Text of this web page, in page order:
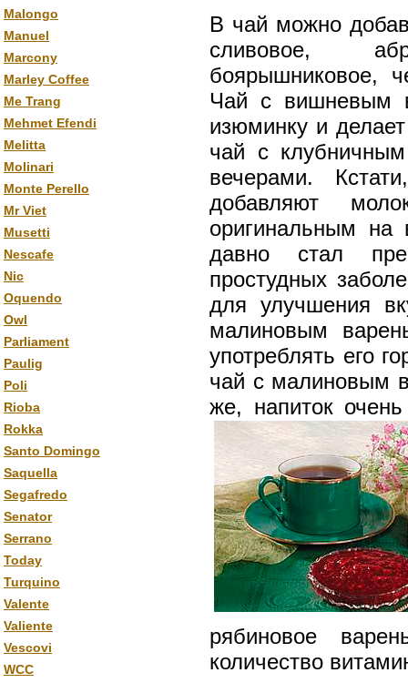
Malongo
Manuel
Marcony
Marley Coffee
Me Trang
Mehmet Efendi
Melitta
Molinari
Monte Perello
Mr Viet
Musetti
Nescafe
Nic
Oquendo
Owl
Parliament
Paulig
Poli
Rioba
Rokka
Santo Domingo
Saquella
Segafredo
Senator
Serrano
Today
Turquino
Valente
Valiente
Vescovi
WCC
В чай можно
сливовое,
боярышниковое,
Чай с вишневым
изюминку и
чай с
вечерами.
добавляют
оригинальным
давно стал
простудных
для улучшения
малиновым
употреблять его
чай с малиновым
же, напиток
рябиновое
количество